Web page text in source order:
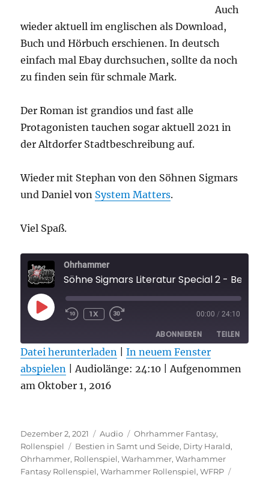
Auch
wieder aktuell im englischen als Download,
Buch und Hörbuch erschienen. In deutsch
einfach mal Ebay durchsuchen, sollte da noch
zu finden sein für schmale Mark.
Der Roman ist grandios und fast alle
Protagonisten tauchen sogar aktuell 2021 in
der Altdorfer Stadtbeschreibung auf.
Wieder mit Stephan von den Söhnen Sigmars
und Daniel von System Matters.
Viel Spaß.
Ohrhammer
PLAY
EPISODE
1X 00:00 / 24:10
ABONNIEREN TEILEN
RSS FEED
TEILEN
LINK
Datei herunterladen |In neuem Fenster
abspielen |Audiolänge: 24:10 |Aufgenommen
am Oktober 1, 2016
Veröffentlicht
am
Dezember 2, 2021 Format
Audio Kategorien
Ohrhammer Fantasy,
Rollenspiel
Schlagwörter
Bestien in Samt und Seide, Dirty Harald,
Ohrhammer, Rollenspiel,Warhammer,Warhammer
Fantasy Rollenspiel,Warhammer Rollenspiel,WFRP